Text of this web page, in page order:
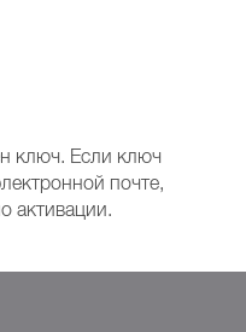
ключ. Если ключ
почте,
активации.